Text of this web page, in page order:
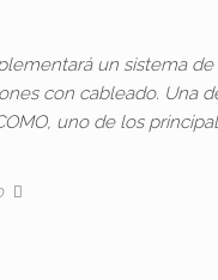
un sistema
con cableado. Una
uno de los